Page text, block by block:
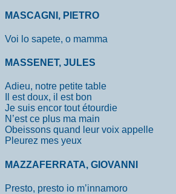
MASCAGNI, PIETRO
Voi lo sapete, o mamma
MASSENET, JULES
Adieu, notre petite table
Il est doux, il est bon
Je suis encor tout étourdie
N’est ce plus ma main
Obeissons quand leur voix appelle
Pleurez mes yeux
MAZZAFERRATA, GIOVANNI
Presto, presto io m’innamoro